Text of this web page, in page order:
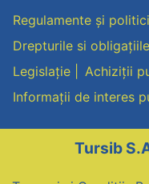
Regulamente și politici
Drepturile si
Legislație
Achiziții
Informații de interes
Tursib